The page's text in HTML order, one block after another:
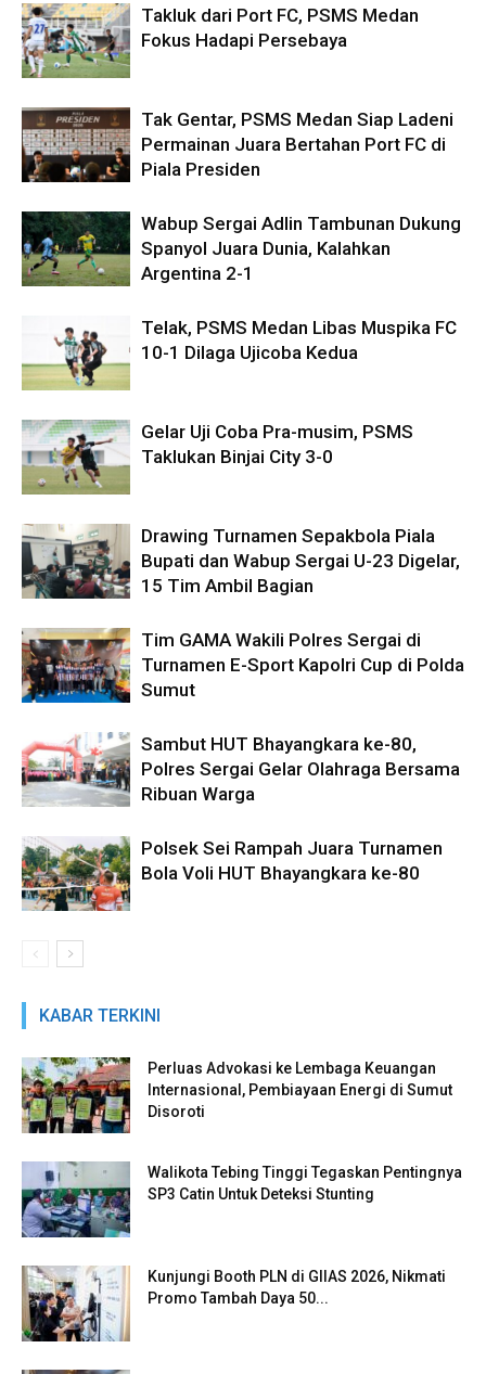
Takluk dari Port FC, PSMS Medan
Fokus Hadapi Persebaya
Tak Gentar, PSMS Medan Siap Ladeni
Permainan Juara Bertahan Port FC di
Piala Presiden
Wabup Sergai Adlin Tambunan Dukung
Spanyol Juara Dunia, Kalahkan
Argentina 2-1
Telak, PSMS Medan Libas Muspika FC
10-1 Dilaga Ujicoba Kedua
Gelar Uji Coba Pra-musim, PSMS
Taklukan Binjai City 3-0
Drawing Turnamen Sepakbola Piala
Bupati dan Wabup Sergai U-23 Digelar,
15 Tim Ambil Bagian
Tim GAMA Wakili Polres Sergai di
Turnamen E-Sport Kapolri Cup di Polda
Sumut
Sambut HUT Bhayangkara ke-80,
Polres Sergai Gelar Olahraga Bersama
Ribuan Warga
Polsek Sei Rampah Juara Turnamen
Bola Voli HUT Bhayangkara ke-80
KABAR TERKINI
Perluas Advokasi ke Lembaga Keuangan
Internasional, Pembiayaan Energi di Sumut
Disoroti
Walikota Tebing Tinggi Tegaskan Pentingnya
SP3 Catin Untuk Deteksi Stunting
Kunjungi Booth PLN di GIIAS 2026, Nikmati
Promo Tambah Daya 50...